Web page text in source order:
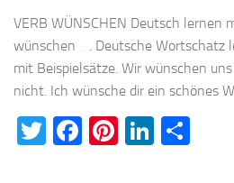
VERB WÜNSCHEN Deutsch lernen
wünschen ‚ . Deutsche Wortschatz
mit Beispielsätze. Wir wünschen
nicht. Ich wünsche dir ein schönes
Twitter
Facebook
Pinterest